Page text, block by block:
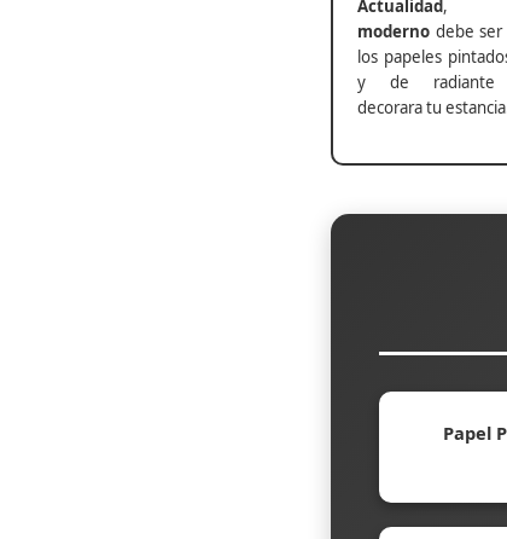
Actualidad,
moderno debe ser
los papeles
y de radiante
decorara tu
Papel